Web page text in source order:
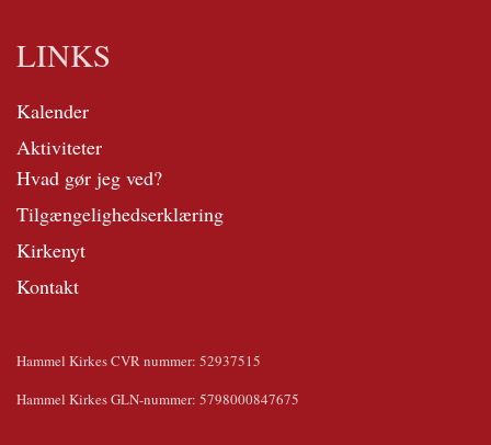
LINKS
Kalender
Aktiviteter
Hvad gør jeg ved?
Tilgængelighedserklæring
Kirkenyt
Kontakt
Hammel Kirkes CVR nummer: 52937515
Hammel Kirkes GLN-nummer: 5798000847675